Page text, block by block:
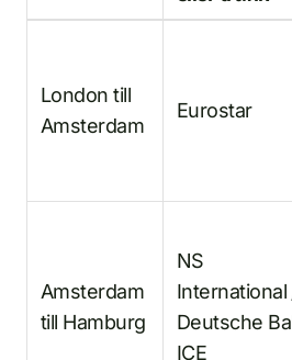
London till
Amsterdam
Eurostar
Amsterdam
till Hamburg
NS
International
Deutsche
ICE